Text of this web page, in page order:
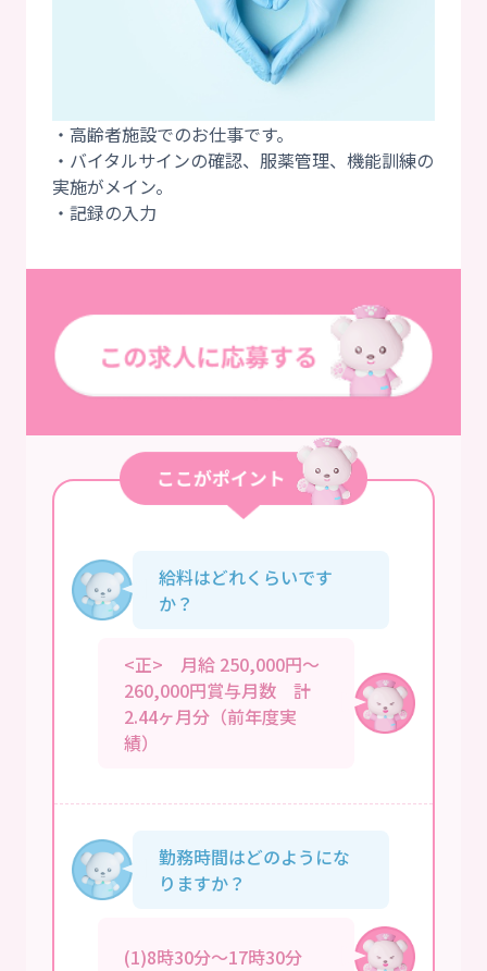
・高齢者施設でのお仕事です。
・バイタルサインの確認、服薬管理、機能訓練の
実施がメイン。
給料はどれくらいです
か？
<正> 月給 250,000円～
260,000円賞与月数 計
2.44ヶ月分（前年度実
績）
勤務時間はどのようにな
りますか？
(1)8時30分～17時30分